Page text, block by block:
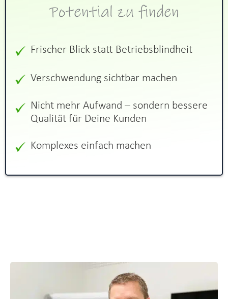
Potential zu finden
Frischer Blick statt Betriebsblindheit
Verschwendung sichtbar machen
Nicht mehr Aufwand – sondern bessere
Qualität für Deine Kunden
Komplexes einfach machen